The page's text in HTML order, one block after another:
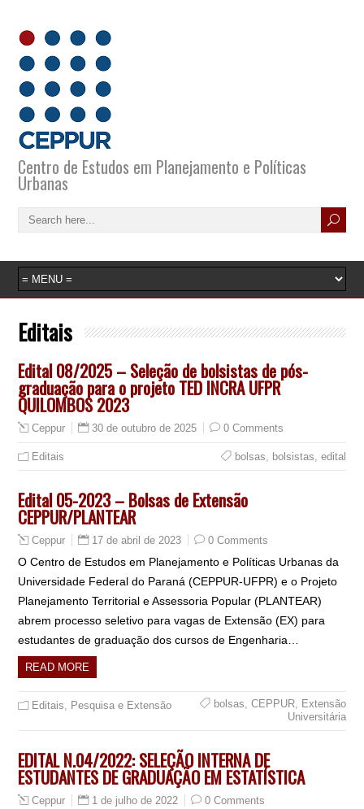
Centro de Estudos em Planejamento e Políticas
Urbanas
Editais
Edital 08/2025 – Seleção de bolsistas de pós-
graduação para o projeto TED INCRA UFPR
QUILOMBOS 2023
Ceppur 30 de outubro de 2025 0 Comments
Editais bolsas, bolsistas, edital
Edital 05-2023 – Bolsas de Extensão
CEPPUR/PLANTEAR
Ceppur 17 de abril de 2023 0 Comments
O Centro de Estudos em Planejamento e Políticas Urbanas da
Universidade Federal do Paraná (CEPPUR-UFPR) e o Projeto
Planejamento Territorial e Assessoria Popular (PLANTEAR)
abrem processo seletivo para vagas de Extensão (EX) para
estudantes de graduação dos cursos de Engenharia…
READ MORE
Editais, Pesquisa e Extensão bolsas, CEPPUR, Extensão
Universitária
EDITAL N.04/2022: SELEÇÃO INTERNA DE
ESTUDANTES DE GRADUAÇÃO EM ESTATÍSTICA
Ceppur 1 de julho de 2022 0 Comments